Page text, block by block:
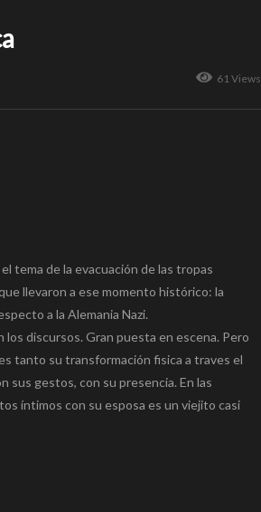
61 Views
tema de la evacuación de las tropas
llevaron a ese momento histórico: la
a la Alemania Nazi.
discursos. Gran puesta en escena. Pero
tanto su transformación fisica a traves el
sus gestos, con su presencia. En las
íntimos con su esposa es un viejito casi